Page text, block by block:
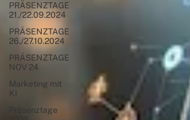
PRÄSENZTAGE
21./22.09.2024
PRÄSENZTAGE
26./27.10.2024
PRÄSENZTAGE
NOV 24
Marketing mit
KI
Präsenztage